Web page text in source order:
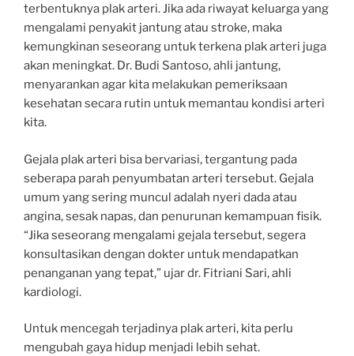
terbentuknya plak arteri. Jika ada riwayat keluarga yang
mengalami penyakit jantung atau stroke, maka
kemungkinan seseorang untuk terkena plak arteri juga
akan meningkat. Dr. Budi Santoso, ahli jantung,
menyarankan agar kita melakukan pemeriksaan
kesehatan secara rutin untuk memantau kondisi arteri
kita.
Gejala plak arteri bisa bervariasi, tergantung pada
seberapa parah penyumbatan arteri tersebut. Gejala
umum yang sering muncul adalah nyeri dada atau
angina, sesak napas, dan penurunan kemampuan fisik.
“Jika seseorang mengalami gejala tersebut, segera
konsultasikan dengan dokter untuk mendapatkan
penanganan yang tepat,” ujar dr. Fitriani Sari, ahli
kardiologi.
Untuk mencegah terjadinya plak arteri, kita perlu
mengubah gaya hidup menjadi lebih sehat.